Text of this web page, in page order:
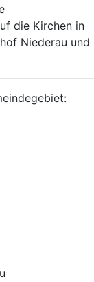
die Kirchen in
Niederau und